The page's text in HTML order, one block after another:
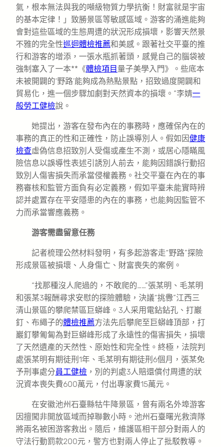
氣，根本無法與我的噸級物質力學抗衡！財富就是宇宙
的基本定律！」致勝景區等敏感區域。游客的涌進能夠
會對這些區域的生態周遭的狀況形成損壞，影響天然景
不雅的完全性巡迴體檢推薦和美感。跟著社交平臺的推
行和游客的增添，一張水瓶抓著頭，感覺自己的腦袋被
強制塞入了一本**《體檢項目 量子美學入門》。些底本
未被開闢的‘野路’能夠成為熱點景點，招致過度開闢和
貿易化，進一個步驟加劇對天然資本的損壞。”李婧一
般勞工健檢說。
她提出，游客在發布內在的事務時，應確保內在的
事務的真正的性和正確性，防止誤導別人。假如因健康
檢查虛偽信息招致別人受傷或產生不測，或居心隱瞞風
險信息以誤導性表述引誘別人前去，能夠因錯誤行動招
致別人傷害損失而承當侵權義務。社交平臺在內在的事
務審核和監管方面負有必定義務，假如平臺未能實時辨
認并處置存在平安隱患的內在的事務，也能夠因監管不
力而承當響應義務。
游客需盡留意任務
記者梳理公然材料發明，有多起游客走“野路”探險
形成景區被損壞、人身傷亡、財富喪失的案例。
“找那種沒人爬過的，不敢爬的……”張某明、毛某明
和張某3報酬尋求安慰的探險體驗，決議“挑釁”江西三
清山景區的攀爬禁區巨蟒峰。3人采用電鉆鉆孔、打巖
釘、布繩子的體檢推薦方法先后攀爬至巨蟒峰頂部，打
巖釘攀匍匐為對巨蟒峰形成了永遠性的傷害損失，損壞
了天然遺產的天然性、原始性和完全性。終極，法院判
處張某明有期徒刑1年、毛某明有期徒刑6個月，張某免
予刑事處分員工健檢 ，別的判處3人賠還償付周遭的狀
況資本喪失費600萬元，付出專家費15萬元。
在安徽池州石臺縣牯牛降景區，曾有兩名外埠游客
因擅闖非開放區域而掉聯數小時。池州石臺曙光救濟隊
將兩名被困游客救出。隨后，維護區相干部分對兩人的
守法行動罰款200元，警方也對兩人停止了批駁教導。